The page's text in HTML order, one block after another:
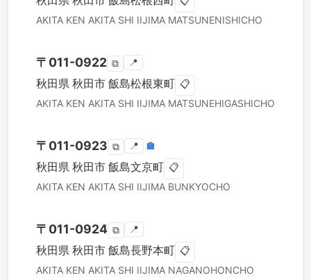
AKITA KEN AKITA SHI IIJIMA MATSUNENISHICHO
〒 011-0922 ⧉ 📍
秋田県 秋田市 飯島松根東町 📋
AKITA KEN AKITA SHI IIJIMA MATSUNEHIGASHICHO
〒 011-0923 ⧉ 📍 🏣
秋田県 秋田市 飯島文京町 📋
AKITA KEN AKITA SHI IIJIMA BUNKYOCHO
〒 011-0924 ⧉ 📍
秋田県 秋田市 飯島長野本町 📋
AKITA KEN AKITA SHI IIJIMA NAGANOHONCHO